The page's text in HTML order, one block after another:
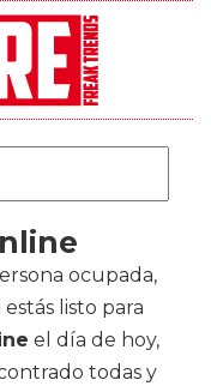
ocupada,
listo para
el día de hoy,
todas y